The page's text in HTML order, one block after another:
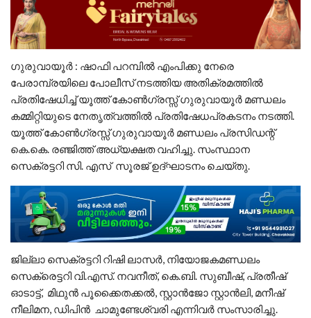
ഗുരുവായൂർ : ഷാഫി പറമ്പിൽ എംപിക്കു നേരെ
പേരാമ്പ്രയിലെ പോലീസ് നടത്തിയ അതിക്രമത്തിൽ
പ്രതിഷേധിച്ച് യൂത്ത് കോൺഗ്രസ്സ് ഗുരുവായൂർ മണ്ഡലം
കമ്മിറ്റിയുടെ നേതൃത്വത്തിൽ പ്രതിഷേധപ്രകടനം നടത്തി.
യൂത്ത് കോൺഗ്രസ്സ് ഗുരുവായൂർ മണ്ഡലം പ്രസിഡന്റ്
കെ.കെ. രഞ്ജിത്ത് അധ്യക്ഷത വഹിച്ചു. സംസ്ഥാന
സെക്രട്ടറി സി. എസ് സൂരജ് ഉദ്ഘാടനം ചെയ്തു.
ജില്ലാ സെക്രട്ടറി റിഷി ലാസർ, നിയോജകമണ്ഡലം
സെക്രെട്ടറി വി.എസ്. നവനീത്, കെ.ബി. സുബീഷ്, പ്രതീഷ്
ഓടാട്ട്, മിഥുൻ പൂക്കൈതക്കൽ, സ്റ്റാൻജോ സ്റ്റാൻലി, മനീഷ്
നീലിമന, ഡിപിൻ ചാമുണ്ടേശ്വരി എന്നിവർ സംസാരിച്ചു.